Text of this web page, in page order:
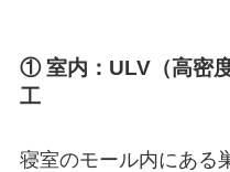
① 室内：ULV（高密
工
寝室のモール内にある